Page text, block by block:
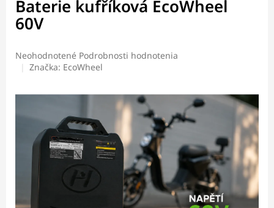
Baterie kufříková EcoWheel
60V
Priemerné
hodnotenie
hviezdičiek.
Neohodnotené Podrobnosti hodnotenia
Značka: EcoWheel